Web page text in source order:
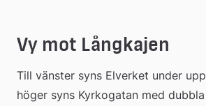
Vy mot Långkajen
Till vänster syns Elverket under
höger syns Kyrkogatan med